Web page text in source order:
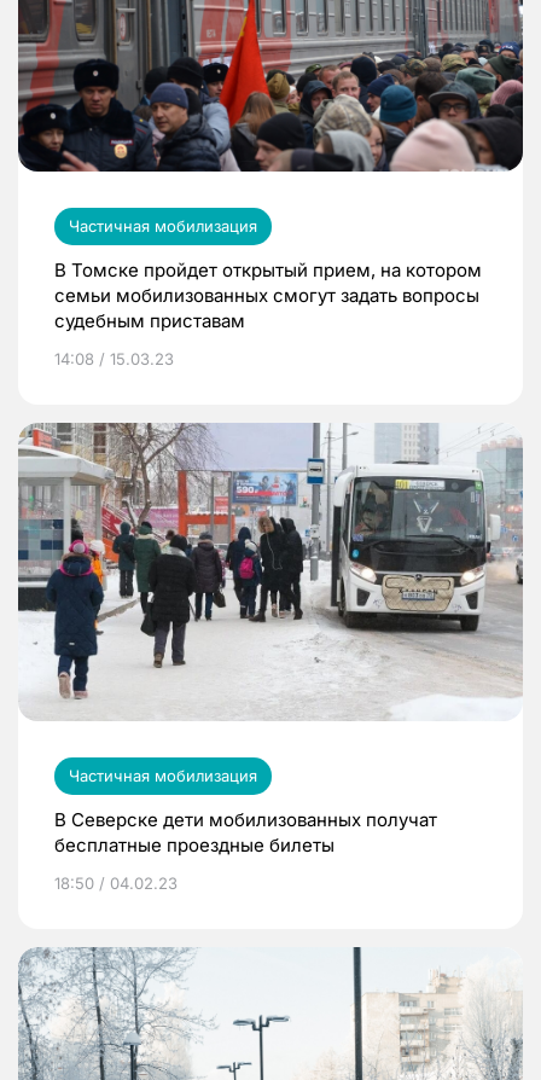
Частичная мобилизация
В Томске пройдет открытый прием, на котором
семьи мобилизованных смогут задать вопросы
судебным приставам
14:08 / 15.03.23
Частичная мобилизация
В Северске дети мобилизованных получат
бесплатные проездные билеты
18:50 / 04.02.23